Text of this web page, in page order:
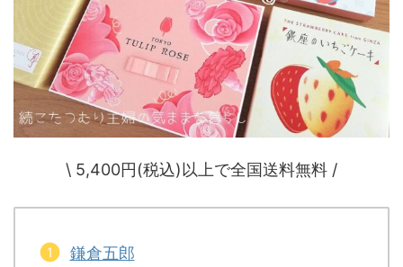
\ 5,400円(税込)以上で全国送料無料 /
鎌倉五郎